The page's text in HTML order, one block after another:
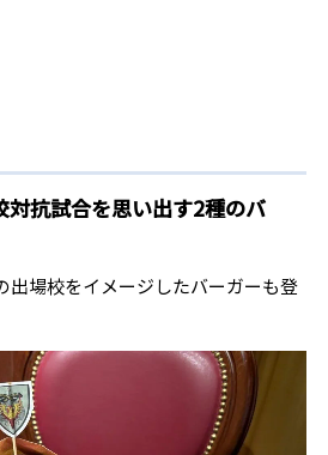
対抗試合を思い出す2種のバ
出場校をイメージしたバーガーも登